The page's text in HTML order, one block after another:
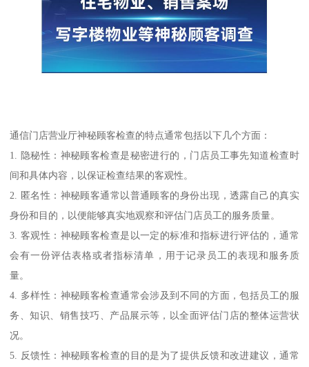
通信门店营业厅神秘顾客检查的特点通常包括以下几个方面：
1. 隐秘性：神秘顾客检查是秘密进行的，门店员工事先知道检查时
间和具体内容，以保证检查结果的客观性。
2. 匿名性：神秘顾客通常以普通顾客的身份出现，透露自己的真实
身份和目的，以便能够真实地观察和评估门店员工的服务质量。
3. 客观性：神秘顾客检查是以一定的标准和指标进行评估的，通常
会有一份评估表格或者指标清单，用于记录员工的表现和服务质
量。
4. 多样性：神秘顾客检查通常会涉及到不同的方面，包括员工的服
务、知识、销售技巧、产品展示等，以全面评估门店的整体运营状
况。
5. 反馈性：神秘顾客检查的目的是为了提供反馈和改进建议，通常